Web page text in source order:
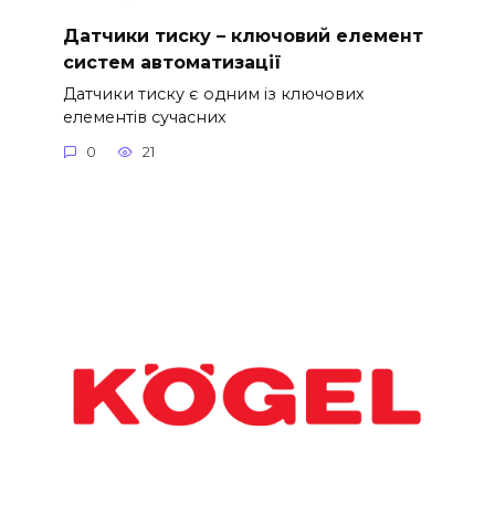
Датчики тиску – ключовий елемент
систем автоматизації
Датчики тиску є одним із ключових
елементів сучасних
0 21